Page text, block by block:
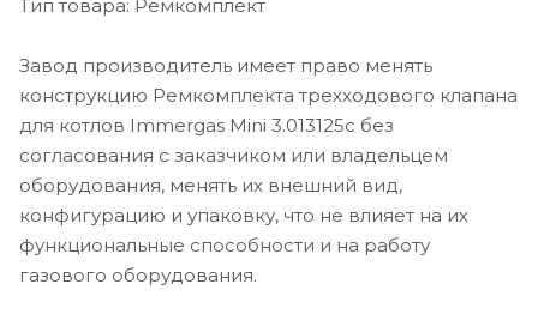
Тип товара: Ремкомплект
Завод производитель имеет право менять
конструкцию Ремкомплекта трехходового клапана
для котлов Immergas Mini 3.013125c без
согласования с заказчиком или владельцем
оборудования, менять их внешний вид,
конфигурацию и упаковку, что не влияет на их
функциональные способности и на работу
газового оборудования.